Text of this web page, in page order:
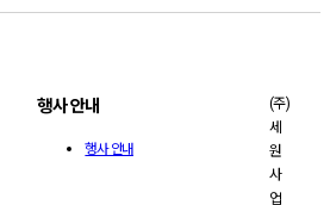
행사 안내
행사 안내
(주)
세
원
사
업